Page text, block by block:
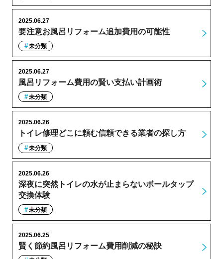
要注意お風呂リフォーム追加費用の可能性
2025.06.27
未分類
風呂リフォーム費用の賢い支払い計画術
2025.06.27
未分類
トイレ修理どこに頼む信頼できる業者の探し方
2025.06.26
未分類
深夜に突然トイレの水が止まらないボールタップ
交換体験
2025.06.26
未分類
賢く節約風呂リフォーム費用削減の秘訣
2025.06.25